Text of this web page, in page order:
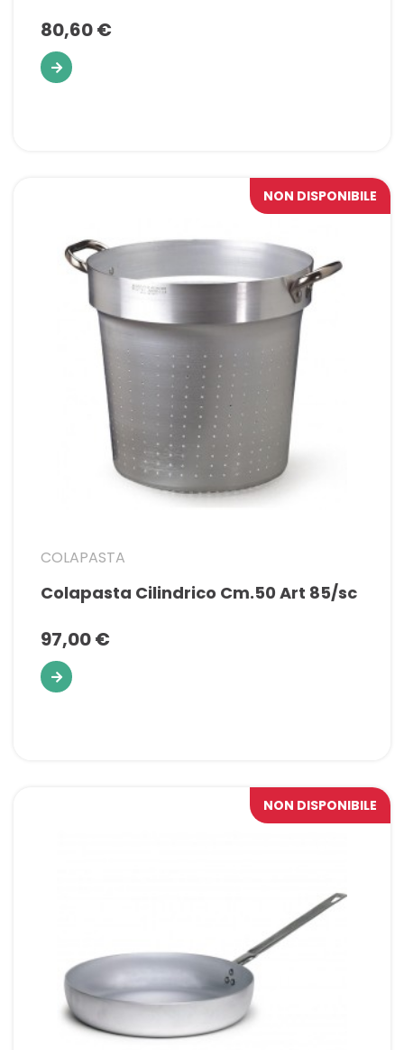
80,60 €
COLAPASTA
Colapasta Cilindrico Cm.50 Art 85/sc
97,00 €
NON DISPONIBILE
NON DISPONIBILE